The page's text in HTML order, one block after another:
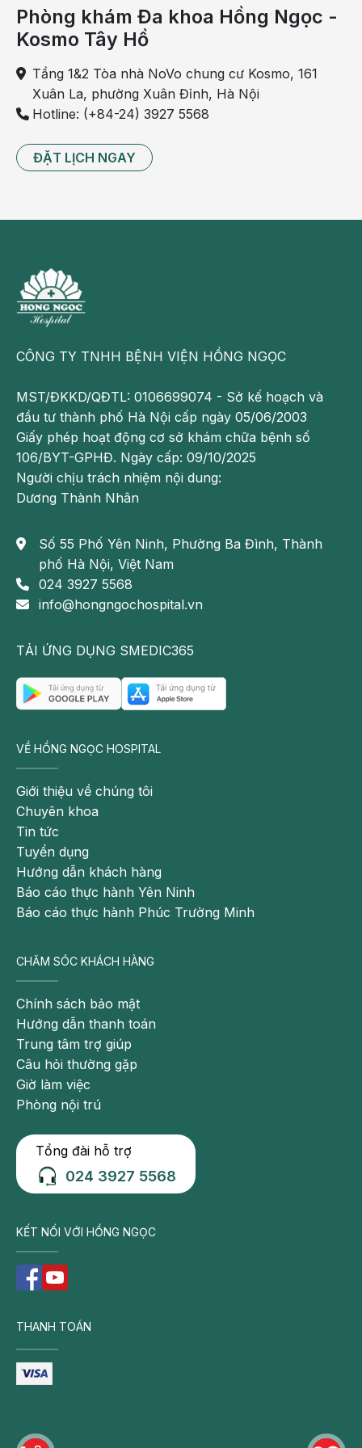
Theo dõi fanpage của Bệnh viện Đa khoa Hồng Ngọc
để biết thêm thông tin bổ ích khác:
https://www.facebook.com/BenhvienHongNgoc/
Phòng khám Đa khoa Hồng Ngọc -
Kosmo Tây Hồ
Tầng 1&2 Tòa nhà NoVo chung cư Kosmo, 161
Xuân La, phường Xuân Đỉnh, Hà Nội
Hotline: (+84-24) 3927 5568
ĐẶT LỊCH NGAY
CÔNG TY TNHH BỆNH VIỆN HỒNG NGỌC
MST/ĐKKD/QĐTL: 0106699074 - Sở kế hoạch và
đầu tư thành phố Hà Nội cấp ngày 05/06/2003
Giấy phép hoạt động cơ sở khám chữa bệnh số
106/BYT-GPHĐ. Ngày cấp: 09/10/2025
Người chịu trách nhiệm nội dung:
Dương Thành Nhân
Số 55 Phố Yên Ninh, Phường Ba Đình, Thành
phố Hà Nội, Việt Nam
024 3927 5568
info@hongngochospital.vn
TẢI ỨNG DỤNG SMEDIC365
VỀ HỒNG NGỌC HOSPITAL
Giới thiệu về chúng tôi
Chuyên khoa
Tin tức
Tuyển dụng
Hướng dẫn khách hàng
Báo cáo thực hành Yên Ninh
Báo cáo thực hành Phúc Trường Minh
CHĂM SÓC KHÁCH HÀNG
Chính sách bảo mật
Hướng dẫn thanh toán
Trung tâm trợ giúp
Câu hỏi thường gặp
Giờ làm việc
Phòng nội trú
Tổng đài hỗ trợ
024 3927 5568
KẾT NỐI VỚI HỒNG NGỌC
THANH TOÁN